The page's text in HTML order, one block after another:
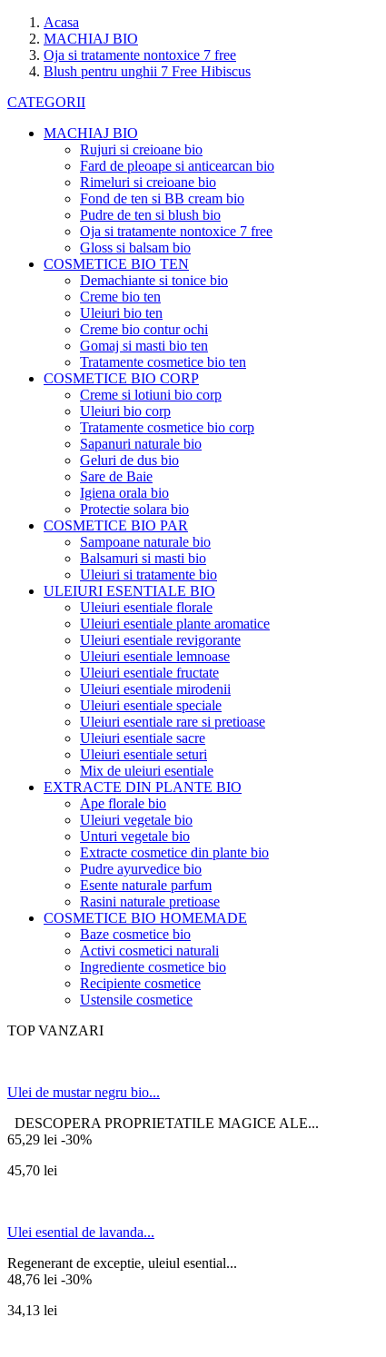
Acasa
MACHIAJ BIO
Oja si tratamente nontoxice 7 free
Blush pentru unghii 7 Free Hibiscus
CATEGORII
MACHIAJ BIO
Rujuri si creioane bio
Fard de pleoape si anticearcan bio
Rimeluri si creioane bio
Fond de ten si BB cream bio
Pudre de ten si blush bio
Oja si tratamente nontoxice 7 free
Gloss si balsam bio
COSMETICE BIO TEN
Demachiante si tonice bio
Creme bio ten
Uleiuri bio ten
Creme bio contur ochi
Gomaj si masti bio ten
Tratamente cosmetice bio ten
COSMETICE BIO CORP
Creme si lotiuni bio corp
Uleiuri bio corp
Tratamente cosmetice bio corp
Sapanuri naturale bio
Geluri de dus bio
Sare de Baie
Igiena orala bio
Protectie solara bio
COSMETICE BIO PAR
Sampoane naturale bio
Balsamuri si masti bio
Uleiuri si tratamente bio
ULEIURI ESENTIALE BIO
Uleiuri esentiale florale
Uleiuri esentiale plante aromatice
Uleiuri esentiale revigorante
Uleiuri esentiale lemnoase
Uleiuri esentiale fructate
Uleiuri esentiale mirodenii
Uleiuri esentiale speciale
Uleiuri esentiale rare si pretioase
Uleiuri esentiale sacre
Uleiuri esentiale seturi
Mix de uleiuri esentiale
EXTRACTE DIN PLANTE BIO
Ape florale bio
Uleiuri vegetale bio
Unturi vegetale bio
Extracte cosmetice din plante bio
Pudre ayurvedice bio
Esente naturale parfum
Rasini naturale pretioase
COSMETICE BIO HOMEMADE
Baze cosmetice bio
Activi cosmetici naturali
Ingrediente cosmetice bio
Recipiente cosmetice
Ustensile cosmetice
TOP VANZARI
Ulei de mustar negru bio...
DESCOPERA PROPRIETATILE MAGICE ALE...
65,29 lei -30%
45,70 lei
Ulei esential de lavanda...
Regenerant de exceptie, uleiul esential...
48,76 lei -30%
34,13 lei